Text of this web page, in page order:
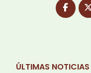
ÚLTIMAS NOTICIAS